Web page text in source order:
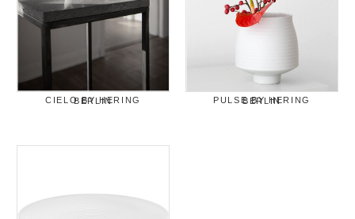
CIELO BY HERING BERLIN PULSE BY HERING BERLIN